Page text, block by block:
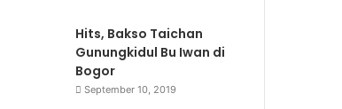
Hits, Bakso Taichan
Gunungkidul Bu Iwan di
Bogor
September 10, 2019